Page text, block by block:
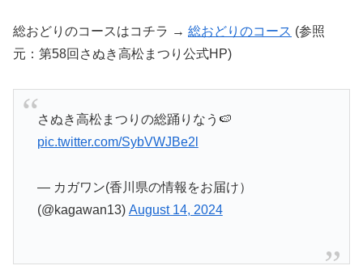
総おどりのコースはコチラ → 総おどりのコース (参照
元：第58回さぬき高松まつり公式HP)
さぬき高松まつりの総踊りなう🍉
pic.twitter.com/SybVWJBe2l
— カガワン(香川県の情報をお届け）
(@kagawan13) August 14, 2024